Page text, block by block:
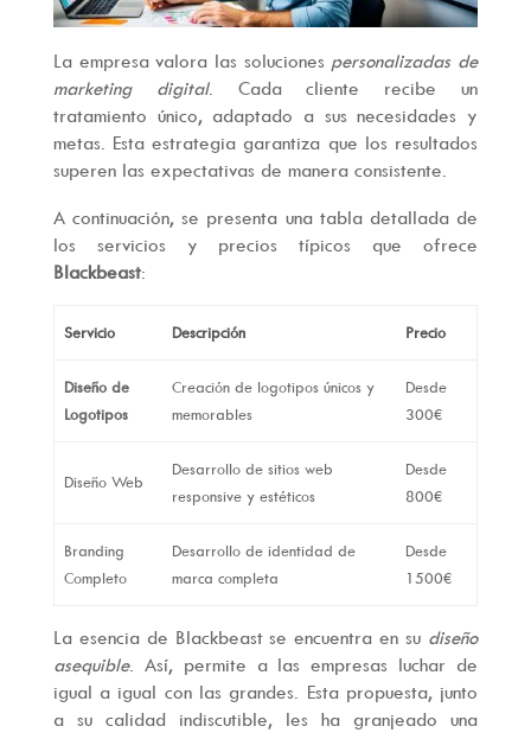
La empresa valora las soluciones personalizadas de
marketing digital. Cada cliente recibe un
tratamiento único, adaptado a sus necesidades y
metas. Esta estrategia garantiza que los resultados
superen las expectativas de manera consistente.
A continuación, se presenta una tabla detallada de
los servicios y precios típicos que ofrece
Blackbeast:
Servicio Descripción Precio
Diseño de
Logotipos
Creación de logotipos únicos y
memorables
Desde
300€
Diseño Web
Desarrollo de sitios web
responsive y estéticos
Desde
800€
Branding
Completo
Desarrollo de identidad de
marca completa
Desde
1500€
La esencia de Blackbeast se encuentra en su diseño
asequible. Así, permite a las empresas luchar de
igual a igual con las grandes. Esta propuesta, junto
a su calidad indiscutible, les ha granjeado una